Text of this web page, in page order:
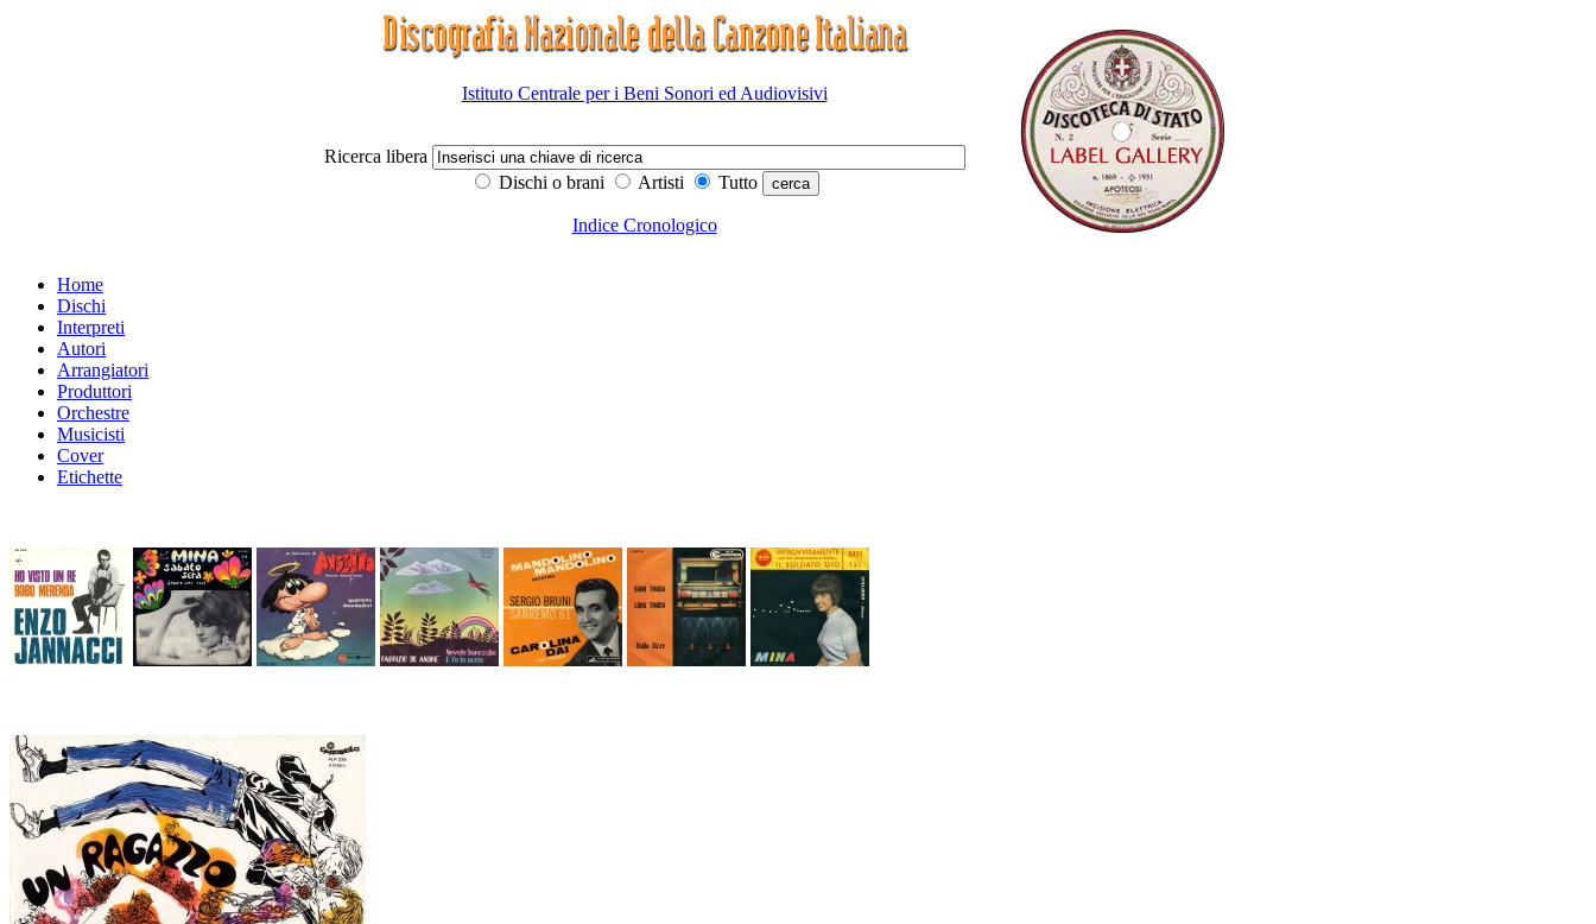
Istituto Centrale per i Beni Sonori ed Audiovisivi
Ricerca libera
Dischi o brani
Artisti Tutto
Indice Cronologico
Home
Dischi
Interpreti
Autori
Arrangiatori
Produttori
Orchestre
Musicisti
Cover
Etichette